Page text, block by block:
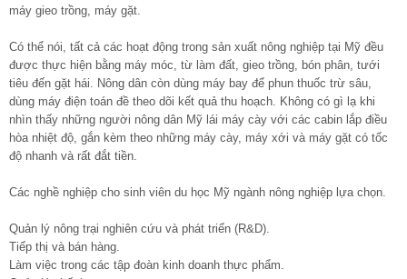
máy gieo trồng, máy gặt.
Có thể nói, tất cả các hoạt động trong sản xuất nông nghiệp tại Mỹ đều
được thực hiện bằng máy móc, từ làm đất, gieo trồng, bón phân, tưới
tiêu đến gặt hái. Nông dân còn dùng máy bay để phun thuốc trừ sâu,
dùng máy điện toán đề theo dõi kết quả thu hoạch. Không có gì lạ khi
nhìn thấy những người nông dân Mỹ lái máy cày với các cabin lắp điều
hòa nhiệt độ, gắn kèm theo những máy cày, máy xới và máy gặt có tốc
độ nhanh và rất đắt tiền.
Các nghề nghiệp cho sinh viên du học Mỹ ngành nông nghiệp lựa chọn.
Quản lý nông trại nghiên cứu và phát triển (R&D).
Tiếp thị và bán hàng.
Làm việc trong các tập đoàn kinh doanh thực phẩm.